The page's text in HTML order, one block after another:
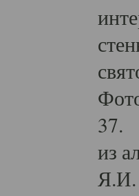
37.
из
Я.И.